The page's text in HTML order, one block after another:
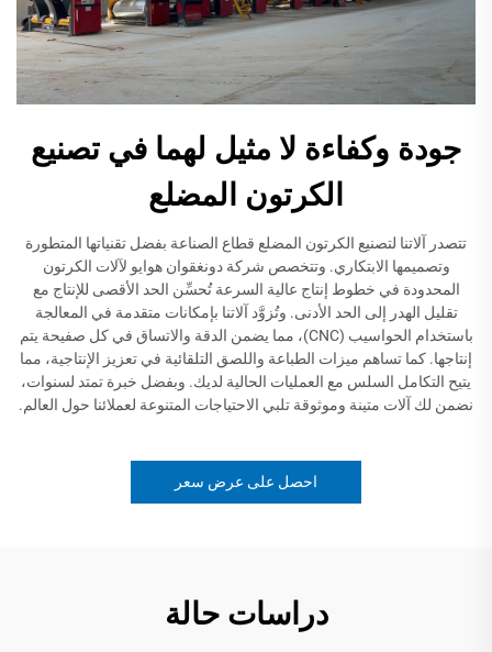
جودة وكفاءة لا مثيل لهما في تصنيع
الكرتون المضلع
تتصدر آلاتنا لتصنيع الكرتون المضلع قطاع الصناعة بفضل تقنياتها المتطورة
وتصميمها الابتكاري. وتتخصص شركة دونغقوان هوايو لآلات الكرتون
المحدودة في خطوط إنتاج عالية السرعة تُحسِّن الحد الأقصى للإنتاج مع
تقليل الهدر إلى الحد الأدنى. وتُزوَّد آلاتنا بإمكانات متقدمة في المعالجة
باستخدام الحواسيب (CNC)، مما يضمن الدقة والاتساق في كل صفيحة يتم
إنتاجها. كما تساهم ميزات الطباعة واللصق التلقائية في تعزيز الإنتاجية، مما
يتيح التكامل السلس مع العمليات الحالية لديك. وبفضل خبرة تمتد لسنوات،
نضمن لك آلات متينة وموثوقة تلبي الاحتياجات المتنوعة لعملائنا حول العالم.
احصل على عرض سعر
دراسات حالة